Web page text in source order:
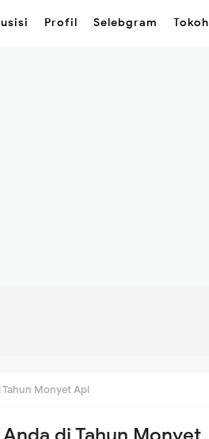
Profil Selebgram Tokoh
Monyet Api